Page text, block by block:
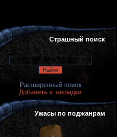
Страшный поиск
Расширенный поиск
Добавить в закладки
Ужасы по поджанрам